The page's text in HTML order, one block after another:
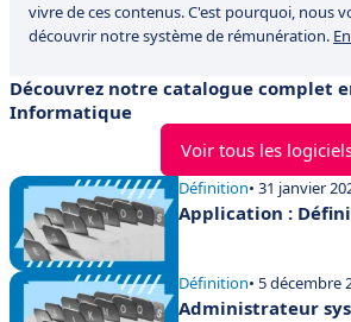
vivre de ces contenus. C'est pourquoi, nous
découvrir notre système de rémunération.
Découvrez notre catalogue complet
Informatique
Voir tous les
Définition• 31 janvier
Application :
Définition• 5 décembre
Administrateur